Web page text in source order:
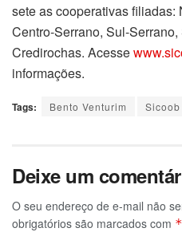
sete as cooperativas filiadas:
Centro-Serrano, Sul-
Credirochas. Acesse
informações.
Tags: Bento Venturim Sicoob
Deixe um
O seu endereço de e-mail não
obrigatórios são marcados com *